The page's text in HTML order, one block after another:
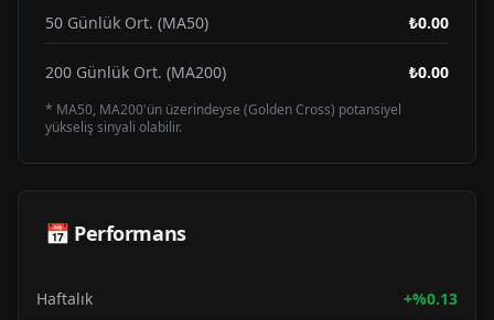
50 Günlük Ort. (MA50) ₺0.00
200 Günlük Ort. (MA200) ₺0.00
* MA50, MA200'ün üzerindeyse (Golden Cross) potansiyel
yükseliş sinyali olabilir.
📅 Performans
Haftalık +%0.13